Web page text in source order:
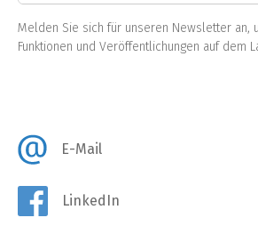
Melden Sie sich für unseren Newsletter an,
Funktionen und Veröffentlichungen auf dem
E-Mail
LinkedIn